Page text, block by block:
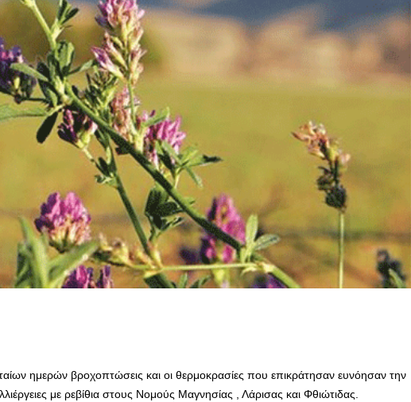
ημερών βροχοπτώσεις και οι θερμοκρασίες που επικράτησαν ευνόησαν την
με ρεβίθια στους Νομούς Μαγνησίας , Λάρισας και Φθιώτιδας.